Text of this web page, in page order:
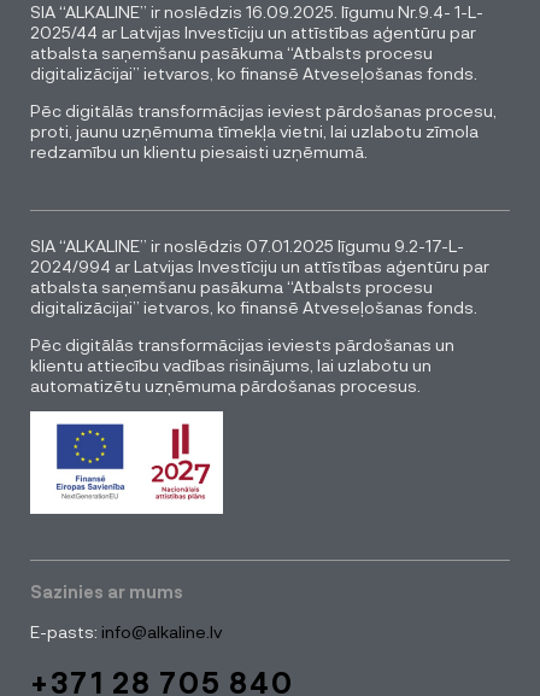
SIA “ALKALINE” ir noslēdzis 16.09.2025. līgumu Nr.9.4- 1-L-
2025/44 ar Latvijas Investīciju un attīstības aģentūru par
atbalsta saņemšanu pasākuma “Atbalsts procesu
digitalizācijai” ietvaros, ko finansē Atveseļošanas fonds.
Pēc digitālās transformācijas ieviest pārdošanas procesu,
proti, jaunu uzņēmuma tīmekļa vietni, lai uzlabotu zīmola
redzamību un klientu piesaisti uzņēmumā.
SIA “ALKALINE” ir noslēdzis 07.01.2025 līgumu 9.2-17-L-
2024/994 ar Latvijas Investīciju un attīstības aģentūru par
atbalsta saņemšanu pasākuma “Atbalsts procesu
digitalizācijai” ietvaros, ko finansē Atveseļošanas fonds.
Pēc digitālās transformācijas ieviests pārdošanas un
klientu attiecību vadības risinājums, lai uzlabotu un
automatizētu uzņēmuma pārdošanas procesus.
Sazinies ar mums
E-pasts: info@alkaline.lv
+371 28 705 840